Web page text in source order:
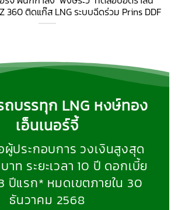
360 ติดแก๊ส LNG ระบบฉีดร่วม Prins DDF
บรรทุก LNG หงษ์ทอง
เอ็นเนอร์จี้
ผู้ประกอบการ วงเงินสูงสุด
าท ระยะเวลา 10 ปี ดอกเบี้ย
ปีแรก* หมดเขตภายใน 30
ธันวาคม 2568